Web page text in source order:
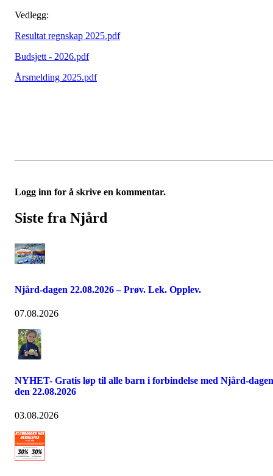
Vedlegg:
Resultat regnskap 2025.pdf
Budsjett - 2026.pdf
Årsmelding 2025.pdf
Logg inn for å skrive en kommentar.
Siste fra Njård
Njård-dagen 22.08.2026 – Prøv. Lek. Opplev.
07.08.2026
NYHET- Gratis løp til alle barn i forbindelse med Njård-dagen
den 22.08.2026
03.08.2026